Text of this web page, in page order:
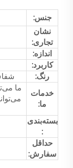
جنس:
نشان
تجاری:
اندازه:
کاربرد:
رنگ:
خدمات
ما:
ما
بسته‌بندی
:
حداقل
سفارش: